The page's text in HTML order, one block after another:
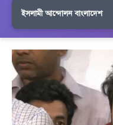
ইসলামী আন্দোলন বাংলাদেশ